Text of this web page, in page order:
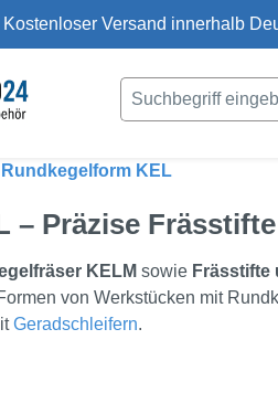
Kostenloser Versand innerhalb
Rundkegelform KEL
– Präzise
KELM sowie Frässtifte
von Werkstücken mit
Geradschleifern.